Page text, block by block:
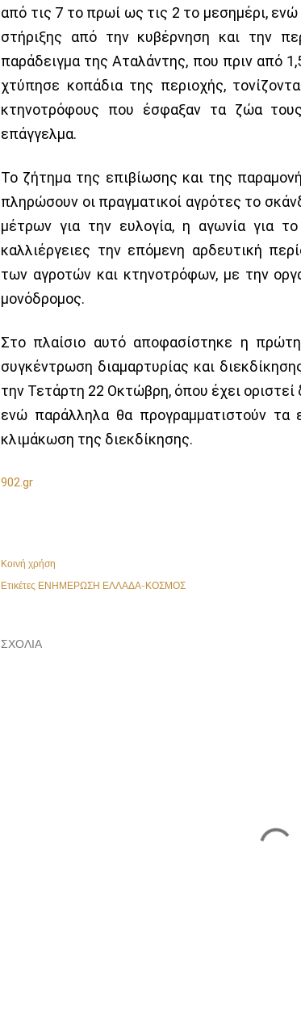
από τις 7 το πρωί ως τις 2 το μεσημέρι,
στήριξης από την κυβέρνηση και την
παράδειγμα της Αταλάντης, που πριν από
χτύπησε κοπάδια της περιοχής,
κτηνοτρόφους που έσφαξαν τα ζώα
επάγγελμα.
Το ζήτημα της επιβίωσης και της
πληρώσουν οι πραγματικοί αγρότες το
μέτρων για την ευλογία, η αγωνία για
καλλιέργειες την επόμενη αρδευτική
των αγροτών και κτηνοτρόφων, με την
μονόδρομος.
Στο πλαίσιο αυτό αποφασίστηκε η
συγκέντρωση διαμαρτυρίας και
την Τετάρτη 22 Οκτώβρη, όπου έχει οριστεί
ενώ παράλληλα θα προγραμματιστούν τα
κλιμάκωση της διεκδίκησης.
902.gr
Κοινή χρήση
Ετικέτες ΕΝΗΜΕΡΩΣΗ ΕΛΛΑΔΑ-ΚΟΣΜΟΣ
ΣΧΌΛΙΑ